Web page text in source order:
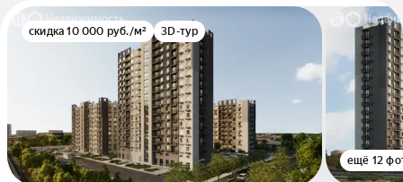
скидка 10 000 руб./м² 3D-тур
ещё 12